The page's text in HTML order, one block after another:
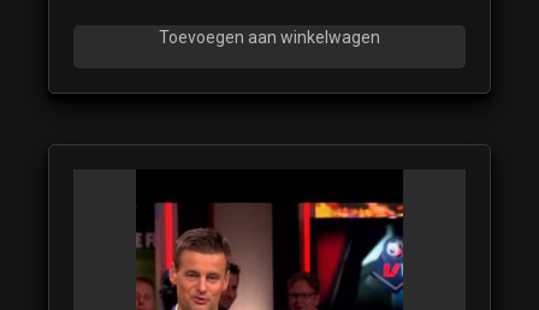
Toevoegen aan winkelwagen